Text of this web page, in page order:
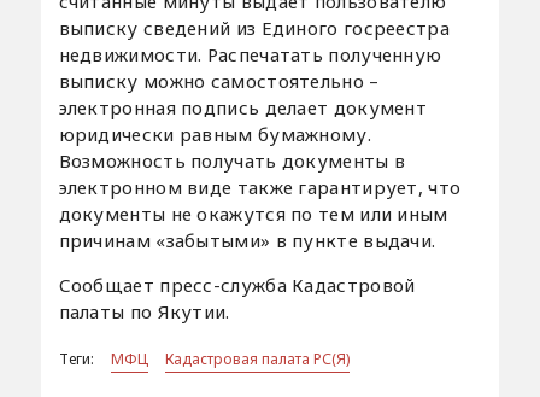
выписку сведений из Единого госреестра
недвижимости. Распечатать полученную
выписку можно самостоятельно –
электронная подпись делает документ
юридически равным бумажному.
Возможность получать документы в
электронном виде также гарантирует, что
документы не окажутся по тем или иным
причинам «забытыми» в пункте выдачи.
Сообщает пресс-служба Кадастровой
палаты по Якутии.
Теги: МФЦ Кадастровая палата РС(Я)